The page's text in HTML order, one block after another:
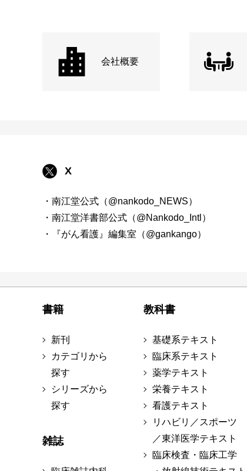
会社概要
X
・南江堂公式（@nankodo_NEWS）
・南江堂洋書部公式（@Nankodo_Intl）
・『がん看護』編集室（@gankango）
書籍
新刊
カテゴリから
探す
シリーズから
探す
雑誌
教科書
基礎系テキスト
臨床系テキスト
薬学テキスト
栄養テキスト
看護テキスト
リハビリ／スポーツ
／東洋医学テキスト
臨床検査・臨床工学